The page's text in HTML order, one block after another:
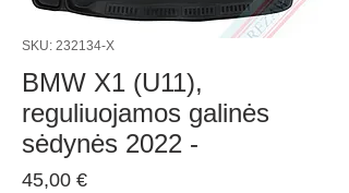
SKU: 232134-X
BMW X1 (U11),
reguliuojamos galinės
sėdynės 2022 -
45,00 €Price